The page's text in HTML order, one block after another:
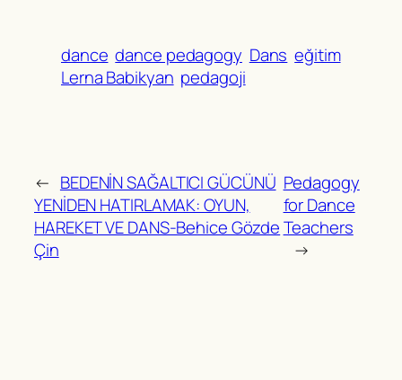
dance dance pedagogy Dans eğitim
Lerna Babikyan pedagoji
← BEDENİN SAĞALTICI GÜCÜNÜ
YENİDEN HATIRLAMAK: OYUN,
HAREKET VE DANS-Behice Gözde
Çin
Pedagogy
for Dance
Teachers
→